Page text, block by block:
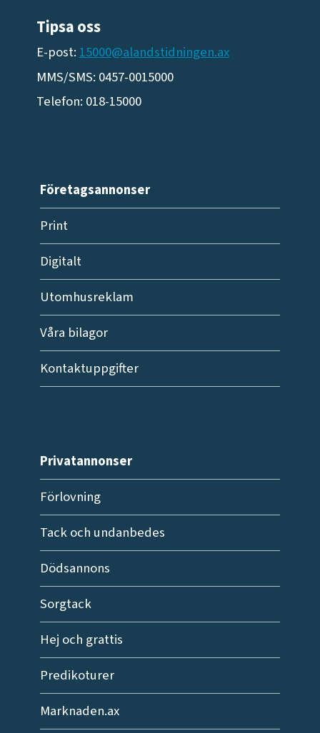
Tipsa oss
E-post: 15000@alandstidningen.ax
MMS/SMS: 0457-0015000
Telefon: 018-15000
Företagsannonser
Print
Digitalt
Utomhusreklam
Våra bilagor
Kontaktuppgifter
Privatannonser
Förlovning
Tack och undanbedes
Dödsannons
Sorgtack
Hej och grattis
Predikoturer
Marknaden.ax